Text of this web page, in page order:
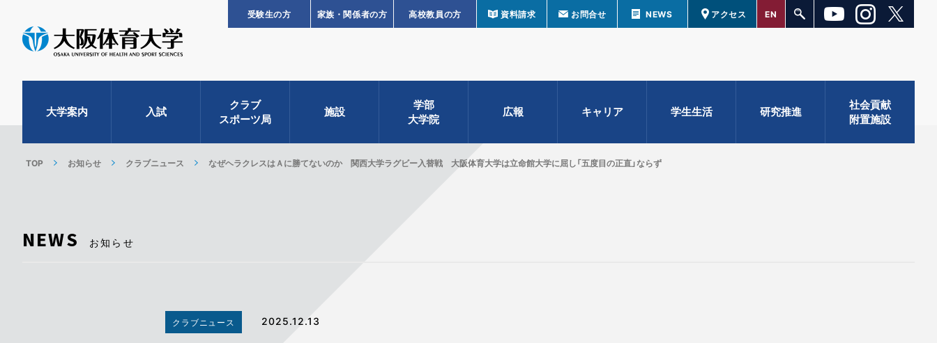
受験生の方 家族・関係者の方 高校教員の方 資料請求 お問合せ NEWS アクセス EN
大学案内 入試
クラブ
スポーツ局
施設
学部
大学院
広報 キャリア 学生生活 研究推進
社会貢献
附置施設
TOP お知らせ クラブニュース なぜヘラクレスはＡに勝てないのか 関西大学ラグビー入替戦 大阪体育大学は立命館大学に屈し「五度目の正直」ならず
NEWS お知らせ
クラブニュース 2025.12.13